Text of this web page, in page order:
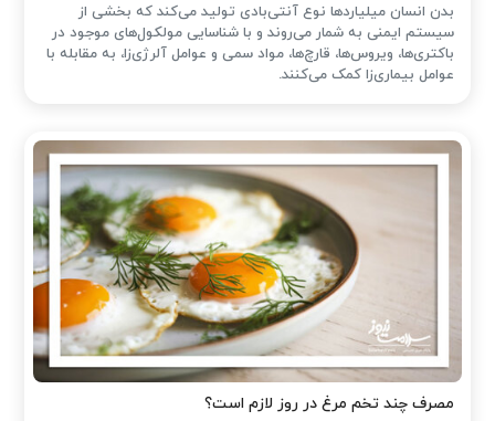
بدن انسان میلیاردها نوع آنتی‌بادی تولید می‌کند که بخشی از
سیستم ایمنی به شمار می‌روند و با شناسایی مولکول‌های موجود در
باکتری‌ها، ویروس‌ها، قارچ‌ها، مواد سمی و عوامل آلرژی‌زا، به مقابله با
عوامل بیماری‌زا کمک می‌کنند.
مصرف چند تخم مرغ در روز لازم است؟